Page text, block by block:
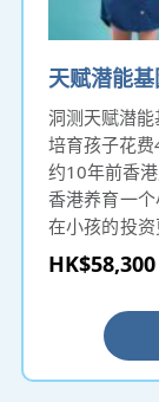
天赋潜能
洞测天赋潜能
培育孩子花
约10年前香
香港养育一
在小孩的投
等等兴趣训练
培育子女的
间之余，更
因组合有助
女未来适合
检测适合任
HK$58,300